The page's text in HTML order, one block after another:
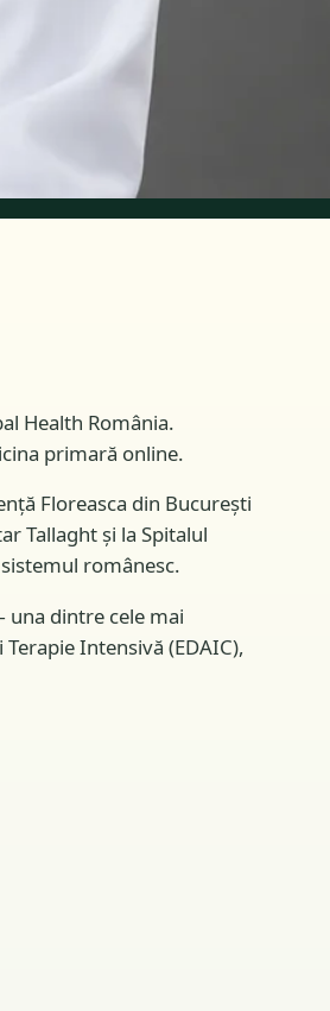
Health România.
primară online.
Floreasca din București
Tallaght și la Spitalul
românesc.
una dintre cele mai
Intensivă (EDAIC),